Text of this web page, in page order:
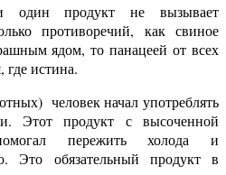
один продукт не вызывает
противоречий, как свиное
ядом, то панацеей от всех
где истина.
человек начал употреблять
Этот продукт с высоченной
пережить холода и
Это обязательный продукт в